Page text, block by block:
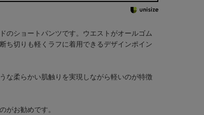
のショートパンツです。ウエストがオールゴム
ち切りも軽くラフに着用できるデザインポイン
な柔らかい肌触りを実現しながら軽いのが特徴
がお勧めです。